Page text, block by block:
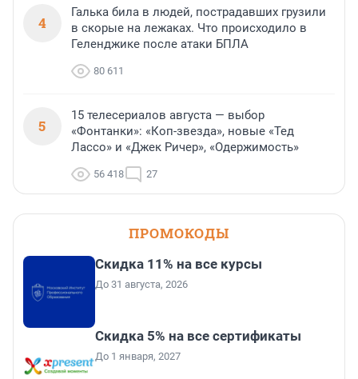
4
Галька била в людей, пострадавших грузили
в скорые на лежаках. Что происходило в
Геленджике после атаки БПЛА
80 611
5
15 телесериалов августа — выбор
«Фонтанки»: «Коп-звезда», новые «Тед
Лассо» и «Джек Ричер», «Одержимость»
56 418 27
ПРОМОКОДЫ
Скидка 11% на все курсы
До 31 августа, 2026
Скидка 5% на все сертификаты
До 1 января, 2027